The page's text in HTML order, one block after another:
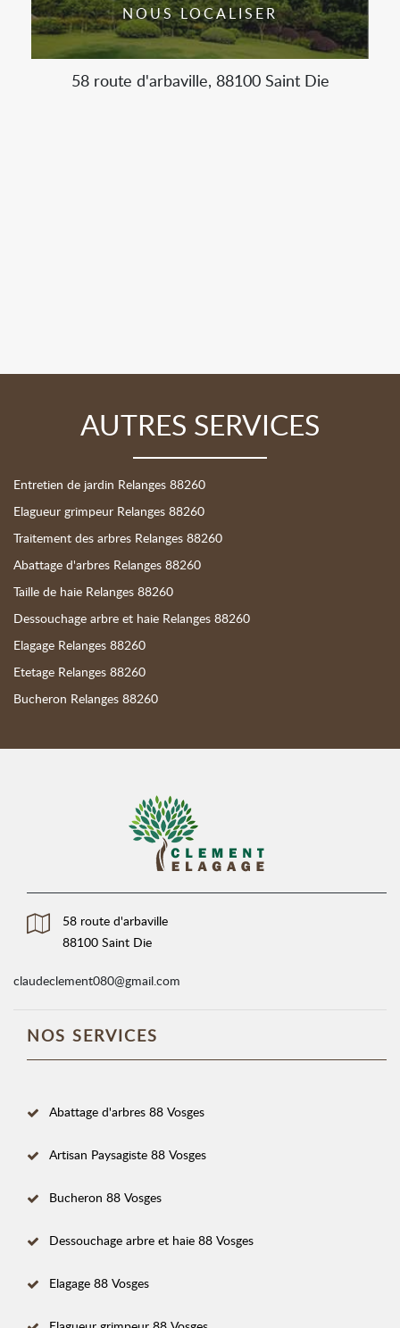
NOUS LOCALISER
58 route d'arbaville, 88100 Saint Die
AUTRES SERVICES
Entretien de jardin Relanges 88260
Elagueur grimpeur Relanges 88260
Traitement des arbres Relanges 88260
Abattage d'arbres Relanges 88260
Taille de haie Relanges 88260
Dessouchage arbre et haie Relanges 88260
Elagage Relanges 88260
Etetage Relanges 88260
Bucheron Relanges 88260
58 route d'arbaville
88100 Saint Die
claudeclement080@gmail.com
NOS SERVICES
Abattage d'arbres 88 Vosges
Artisan Paysagiste 88 Vosges
Bucheron 88 Vosges
Dessouchage arbre et haie 88 Vosges
Elagage 88 Vosges